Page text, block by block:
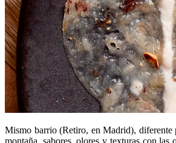
Mismo barrio (Retiro, en Madrid), diferente